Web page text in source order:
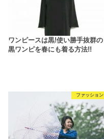
ワンピースは黒!使い勝手抜群の
黒ワンピを春にも着る方法!!
ファッション